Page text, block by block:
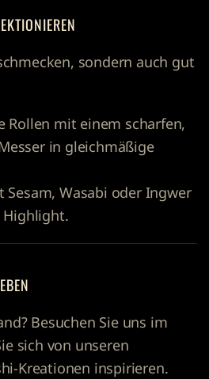
sondern auch gut
Rollen mit einem scharfen,
in gleichmäßige
Sesam, Wasabi oder Ingwer
Highlight.
Besuchen Sie uns im
sich von unseren
Kreationen inspirieren.